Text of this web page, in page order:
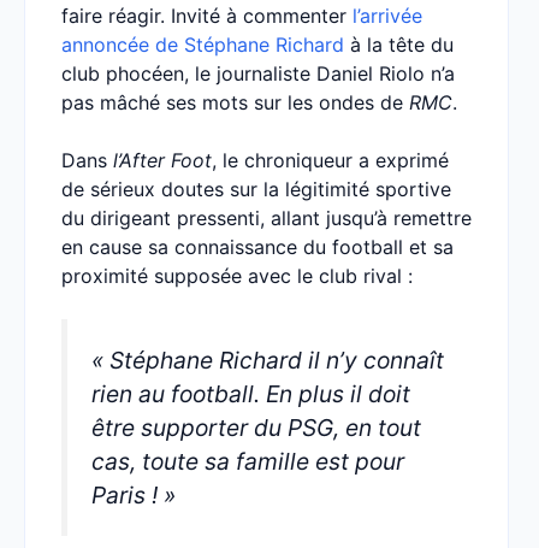
faire réagir. Invité à commenter l’arrivée
annoncée de Stéphane Richard à la tête du
club phocéen, le journaliste Daniel Riolo n’a
pas mâché ses mots sur les ondes de RMC.
Dans l’After Foot, le chroniqueur a exprimé
de sérieux doutes sur la légitimité sportive
du dirigeant pressenti, allant jusqu’à remettre
en cause sa connaissance du football et sa
proximité supposée avec le club rival :
« Stéphane Richard il n’y connaît
rien au football. En plus il doit
être supporter du PSG, en tout
cas, toute sa famille est pour
Paris ! »